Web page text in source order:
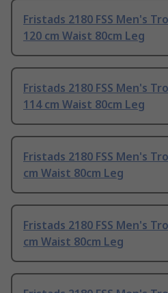
Fristads 2180 FSS Men's
120 cm Waist 80cm Leg
Fristads 2180 FSS Men's
114 cm Waist 80cm Leg
Fristads 2180 FSS Men's
cm Waist 80cm Leg
Fristads 2180 FSS Men's
cm Waist 80cm Leg